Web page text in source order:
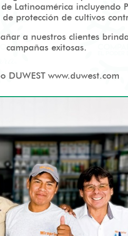
Latinoamérica
protección de cultivos
a nuestros clientes
campañas exitosas.
DUWEST www.duwest.com